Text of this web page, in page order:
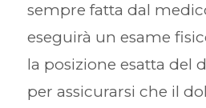
sempre fatta dal
eseguirà un esame
la posizione esatta del
per assicurarsi che il